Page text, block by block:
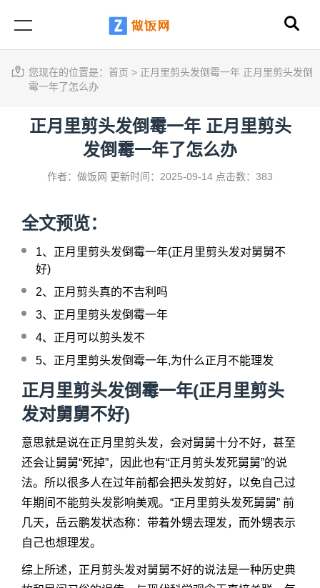
您现在的位置是： 首页 > 正月里剪头发倒霉一年 正月里剪头发倒
霉一年了怎么办
正月里剪头发倒霉一年 正月里剪头
发倒霉一年了怎么办
作者：做饭网 更新时间：2025-09-14 点击数：383
全文预览：
1、 正月里剪头发倒霉一年(正月里剪头发对舅舅不
好)
2、 正月剪头真的不吉利吗
3、 正月里剪头发倒霉一年
4、 正月可以剪头发不
5、 正月里剪头发倒霉一年,为什么正月不能理发
正月里剪头发倒霉一年(正月里剪头
发对舅舅不好)
意思就是说在正月里剪头发，会对舅舅十分不好，甚至
还会让舅舅“死掉”，因此也有“正月剪头发死舅舅”的说
法。所以很多人在过年前都会把头发剪好，以免自己过
年期间不能剪头发影响美观。“正月里剪头发死舅舅” 前
几天，岳云鹏发状态称：带着外甥去理发，而外甥表示
自己也想理发。
综上所述，正月剪头发对舅舅不好的说法是一种历史典